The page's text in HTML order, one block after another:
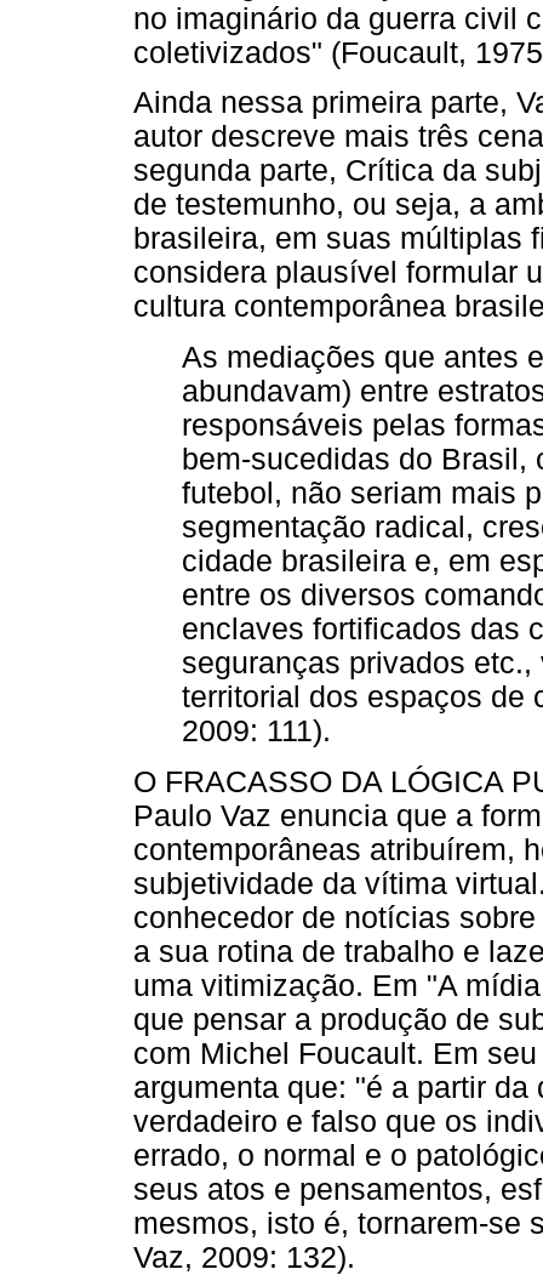
no imaginário da guerra civil
coletivizados" (Foucault,
Ainda nessa primeira parte,
autor descreve mais três
segunda parte, Crítica da
de testemunho, ou seja, a
brasileira, em suas múltiplas
considera plausível formular
cultura contemporânea
As mediações que antes
abundavam) entre
responsáveis pelas
bem-sucedidas do Brasil,
futebol, não seriam mais
segmentação radical,
cidade brasileira e, em
entre os diversos
enclaves fortificados das
seguranças privados
territorial dos espaços de
2009: 111).
O FRACASSO DA LÓGICA
Paulo Vaz enuncia que a
contemporâneas atribuírem,
subjetividade da vítima
conhecedor de notícias
a sua rotina de trabalho e
uma vitimização. Em "A
que pensar a produção de
com Michel Foucault. Em
argumenta que: "é a partir
verdadeiro e falso que os
errado, o normal e o
seus atos e pensamentos,
mesmos, isto é, tornarem-se
Vaz, 2009: 132).